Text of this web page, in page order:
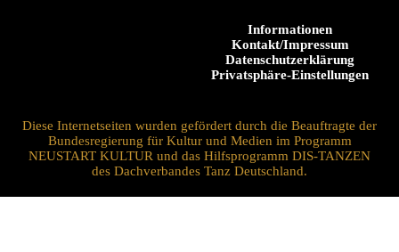
Informationen
Kontakt/Impressum
Datenschutzerklärung
Privatsphäre-Einstellungen
Diese Internetseiten wurden gefördert durch die Beauftragte der
Bundesregierung für Kultur und Medien im Programm
NEUSTART KULTUR und das Hilfsprogramm DIS-TANZEN
des Dachverbandes Tanz Deutschland.